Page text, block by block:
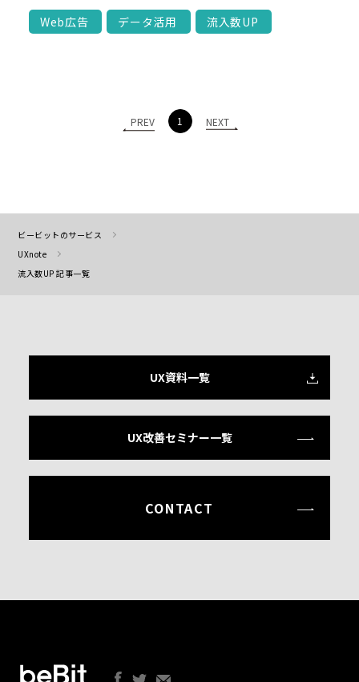
Web広告 データ活用 流入数UP
PREV 1 NEXT
ビービットのサービス
UXnote
流入数UP 記事一覧
UX資料一覧
UX改善セミナー一覧
CONTACT